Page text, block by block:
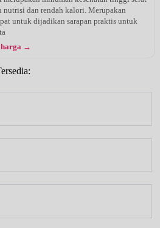
nutrisi dan rendah kalori. Merupakan
untuk dijadikan sarapan praktis untuk
→